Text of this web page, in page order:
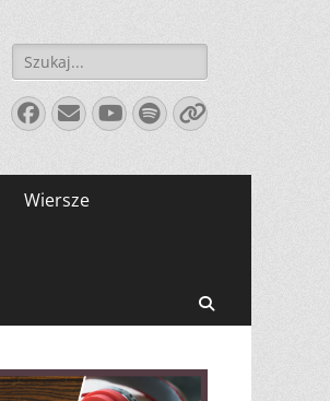
Szukaj:
Facebook
E-
mail
YouTube
Spotify
Link
Wiersze